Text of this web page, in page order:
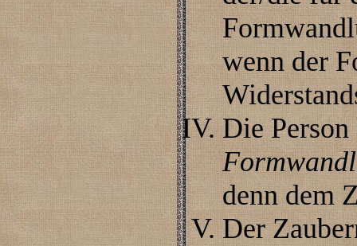
wenn der
Die
denn dem
Der